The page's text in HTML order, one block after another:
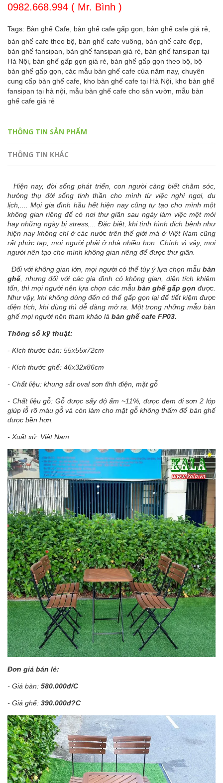
0982.668.994 ( Mr. Bình )
Tags: Bàn ghế Cafe, bàn ghế cafe gấp gọn, bàn ghế cafe giá rẻ,
bàn ghế cafe theo bộ, bàn ghế cafe vuông, bàn ghế cafe đẹp,
bàn ghế fansipan, bàn ghế fansipan giá rẻ, bàn ghế fansipan tại
Hà Nội, bàn ghế gấp gọn giá rẻ, bàn ghế gấp gọn theo bộ, bộ
bàn ghế gấp gọn, các mẫu bàn ghế cafe của năm nay, chuyên
cung cấp bàn ghế cafe, kho bàn ghế cafe tại Hà Nội, kho bàn ghế
fansipan tại hà nội, mẫu bàn ghế cafe cho sân vườn, mẫu bàn
ghế cafe giá rẻ
THÔNG TIN SẢN PHẨM
THÔNG TIN KHÁC
Hiện nay, đời sống phát triển, con người càng biết chăm sóc,
hưởng thụ đời sống tinh thần cho mình từ việc nghỉ ngơi, du
lịch,.... Mọi gia đình hầu hết hiện nay cũng tự tạo cho mình một
không gian riêng để có nơi thư giãn sau ngày làm việc mệt mỏi
hay những ngày bị stress,... Đặc biệt, khi tình hình dịch bệnh như
hiện nay không chỉ ở các nước trên thế giới mà ở Việt Nam cũng
rất phức tạp, mọi người phải ở nhà nhiều hơn. Chính vì vậy, mọi
người nên tạo cho mình không gian riêng để được thư giãn.
Đối với không gian lớn, mọi người có thể tùy ý lựa chọn mẫu bàn
ghế, nhưng đối với các gia đình có không gian, diện tích khiêm
tốn, thì mọi người nên lựa chọn các mẫu bàn ghế gấp gọn được.
Như vậy, khi không dùng đến có thể gấp gọn lại để tiết kiệm được
diện tích, khi dùng thì dễ dàng mở ra. Một trong những mẫu bàn
ghế mọi người nên tham khảo là bàn ghế cafe FP03.
Thông số kỹ thuật:
- Kích thước bàn: 55x55x72cm
- Kích thước ghế: 46x32x86cm
- Chất liệu: khung sắt oval sơn tĩnh điện, mặt gỗ
- Chất liệu gỗ: Gỗ được sấy độ ẩm ~11%, được đem đi sơn 2 lớp
giúp lỗ rõ màu gỗ và còn làm cho mặt gỗ không thấm để bàn ghế
được bền hơn.
- Xuất xứ: Việt Nam
Đơn giá bán lẻ:
- Giá bàn: 580.000đ/C
- Giá ghế: 390.000đ?C